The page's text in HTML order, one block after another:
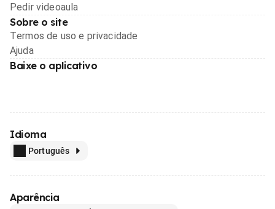
Pedir videoaula
Sobre o site
Termos de uso e privacidade
Ajuda
Baixe o aplicativo
Idioma
Português
Aparência